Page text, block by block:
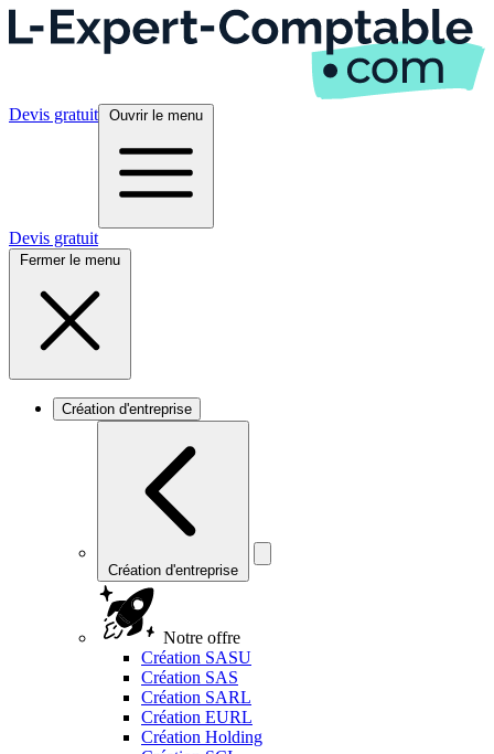
Devis gratuit Ouvrir le menu
Devis gratuit
Fermer le menu
Création d'entreprise
Création d'entreprise
Notre offre
Création SASU
Création SAS
Création SARL
Création EURL
Création Holding